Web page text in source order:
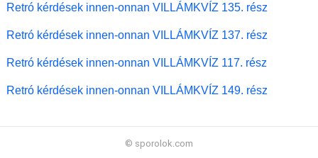
Retró kérdések innen-onnan VILLÁMKVÍZ 135. rész
Retró kérdések innen-onnan VILLÁMKVÍZ 137. rész
Retró kérdések innen-onnan VILLÁMKVÍZ 117. rész
Retró kérdések innen-onnan VILLÁMKVÍZ 149. rész
© sporolok.com